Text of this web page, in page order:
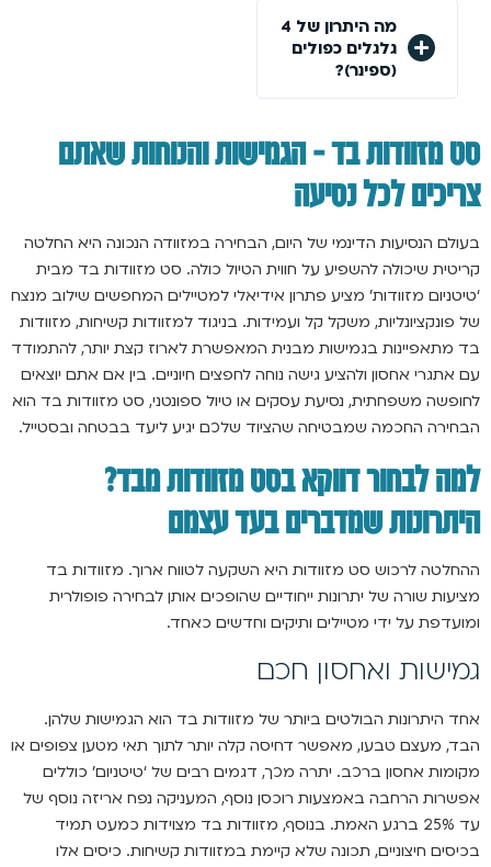
מה היתרון של 4
גלגלים כפולים
(ספינר)?
סט מזוודות בד – הגמישות והנוחות שאתם
צריכים לכל נסיעה
בעולם הנסיעות הדינמי של היום, הבחירה במזוודה הנכונה היא החלטה
קריטית שיכולה להשפיע על חווית הטיול כולה. סט מזוודות בד מבית
‘טיטניום מזוודות’ מציע פתרון אידיאלי למטיילים המחפשים שילוב מנצח
של פונקציונליות, משקל קל ועמידות. בניגוד למזוודות קשיחות, מזוודות
בד מתאפיינות בגמישות מבנית המאפשרת לארוז קצת יותר, להתמודד
עם אתגרי אחסון ולהציע גישה נוחה לחפצים חיוניים. בין אם אתם יוצאים
לחופשה משפחתית, נסיעת עסקים או טיול ספונטני, סט מזוודות בד הוא
הבחירה החכמה שמבטיחה שהציוד שלכם יגיע ליעד בבטחה ובסטייל.
למה לבחור דווקא בסט מזוודות מבד?
היתרונות שמדברים בעד עצמם
ההחלטה לרכוש סט מזוודות היא השקעה לטווח ארוך. מזוודות בד
מציעות שורה של יתרונות ייחודיים שהופכים אותן לבחירה פופולרית
ומועדפת על ידי מטיילים ותיקים וחדשים כאחד.
גמישות ואחסון חכם
אחד היתרונות הבולטים ביותר של מזוודות בד הוא הגמישות שלהן.
הבד, מעצם טבעו, מאפשר דחיסה קלה יותר לתוך תאי מטען צפופים או
מקומות אחסון ברכב. יתרה מכך, דגמים רבים של ‘טיטניום’ כוללים
אפשרות הרחבה באמצעות רוכסן נוסף, המעניקה נפח אריזה נוסף של
עד 25% ברגע האמת. בנוסף, מזוודות בד מצוידות כמעט תמיד
בכיסים חיצוניים, תכונה שלא קיימת במזוודות קשיחות. כיסים אלו